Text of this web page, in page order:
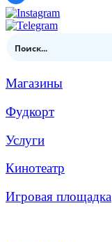
Магазины
Фудкорт
Услуги
Кинотеатр
Игровая площадка